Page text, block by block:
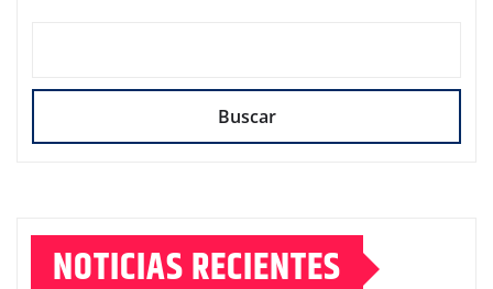
Buscar
NOTICIAS RECIENTES